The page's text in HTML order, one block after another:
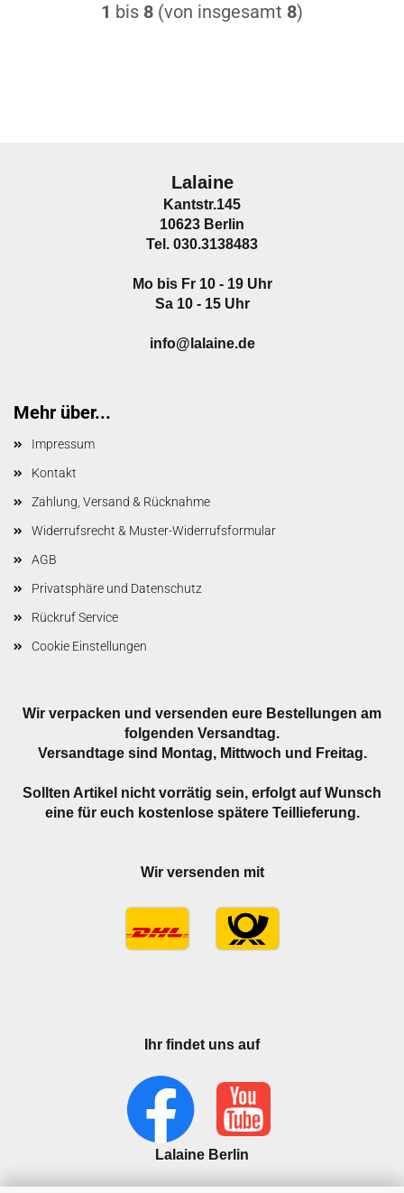
1 bis 8 (von insgesamt 8)
Lalaine
Kantstr.145
10623 Berlin
Tel. 030.3138483
Mo bis Fr 10 - 19 Uhr
Sa 10 - 15 Uhr
info@lalaine.de
Mehr über...
Impressum
Kontakt
Zahlung, Versand & Rücknahme
Widerrufsrecht & Muster-Widerrufsformular
AGB
Privatsphäre und Datenschutz
Rückruf Service
Cookie Einstellungen
Wir verpacken und versenden eure Bestellungen am
folgenden Versandtag.
Versandtage sind Montag, Mittwoch und Freitag.
Sollten Artikel nicht vorrätig sein, erfolgt auf Wunsch
eine für euch kostenlose spätere Teillieferung.
Wir versenden mit
Ihr findet uns auf
Lalaine Berlin